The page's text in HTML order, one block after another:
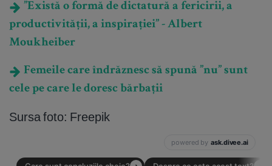
”Există o formă de dictatură a fericirii, a
productivității, a inspirației” - Albert
Moukheiber
Femeile care îndrăznesc să spună ”nu” sunt
cele pe care le doresc bărbații
Sursa foto: Freepik